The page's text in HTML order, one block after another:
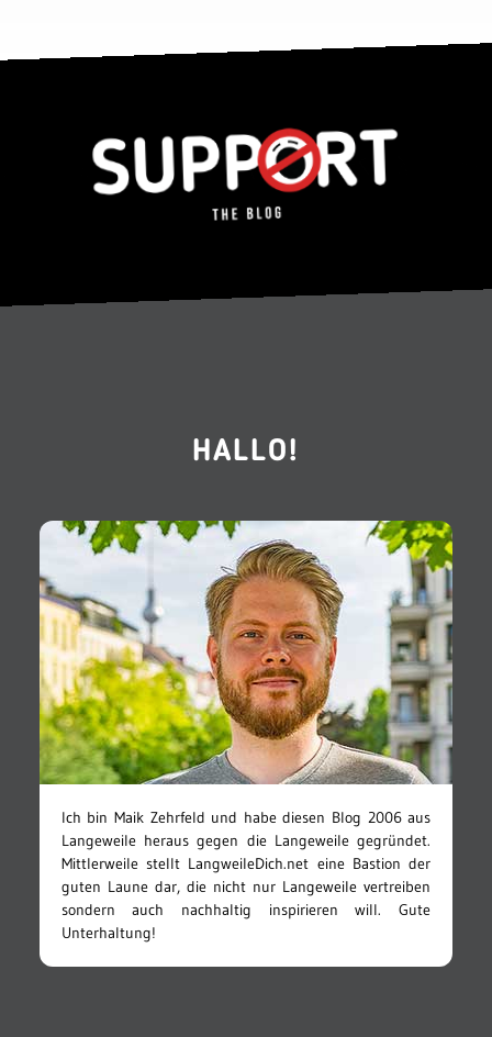
HALLO!
Ich bin Maik Zehrfeld und habe diesen Blog 2006 aus
Langeweile heraus gegen die Langeweile gegründet.
Mittlerweile stellt LangweileDich.net eine Bastion der
guten Laune dar, die nicht nur Langeweile vertreiben
sondern auch nachhaltig inspirieren will. Gute
Unterhaltung!